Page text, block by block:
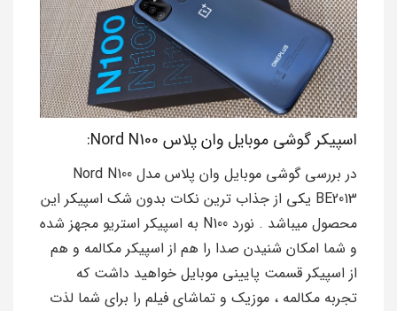
اسپیکر گوشی موبایل وان پلاس Nord N100:
در بررسی گوشی موبایل وان پلاس مدل Nord N100
BE2013 یکی از جذاب ترین نکات بدون شک اسپیکر این
محصول میباشد . نورد N100 به اسپیکر استریو مجهز شده
و شما امکان شنیدن صدا را هم از اسپیکر مکالمه و هم
از اسپیکر قسمت پایینی موبایل خواهید داشت که
تجربه مکالمه ، موزیک و تماشای فیلم را برای شما لذت